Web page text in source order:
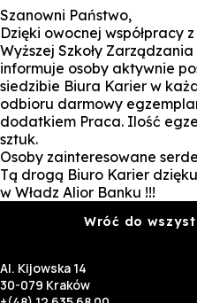
Szanowni Państwo,
Dzięki owocnej współpracy
Wyższej Szkoły
informuje osoby aktywnie
siedzibie Biura Karier w
odbioru darmowy
dodatkiem Praca. Ilość
sztuk.
Osoby zainteresowane
Tą drogą Biuro Karier
w Władz Alior Banku !!!
Wróć do
Al. Kijowska 14
30-079 Kraków